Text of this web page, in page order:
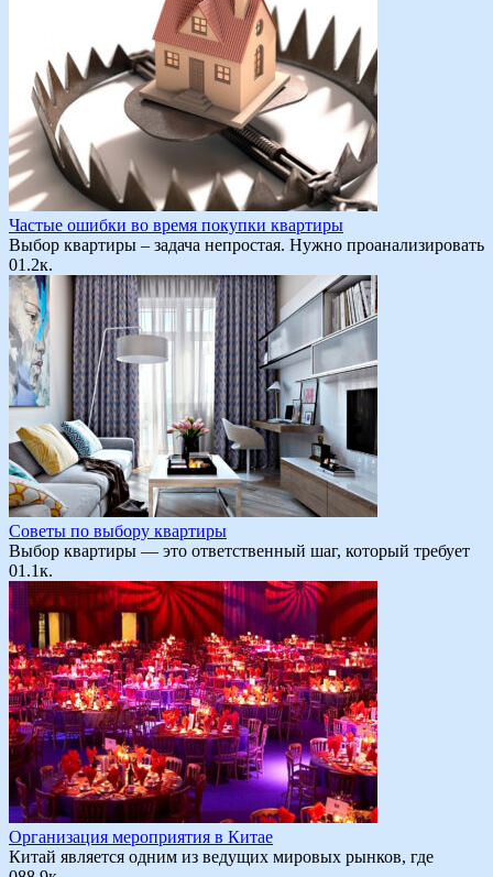
Частые ошибки во время покупки квартиры
Выбор квартиры – задача непростая. Нужно проанализировать
01.2к.
Советы по выбору квартиры
Выбор квартиры — это ответственный шаг, который требует
01.1к.
Организация мероприятия в Китае
Китай является одним из ведущих мировых рынков, где